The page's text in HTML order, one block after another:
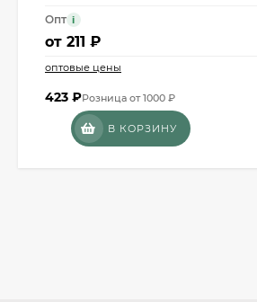
Опт i
от 211 ₽
оптовые цены
423 ₽Розница от 1000 ₽
В КОРЗИНУ